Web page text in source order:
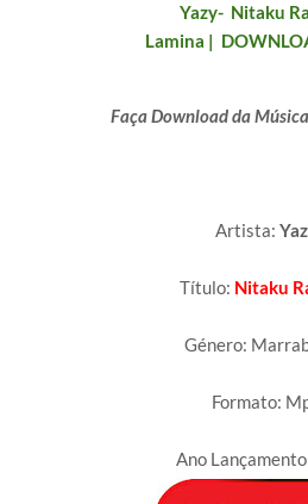
Yazy- Nitaku
Lamina |
Faça Download da
Artista:
Título: Nitaku
Género:
Formato:
Ano